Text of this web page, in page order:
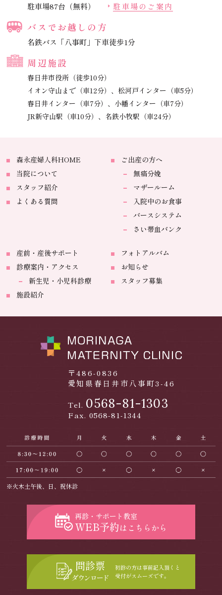
駐車場87台（無料） 駐車場のご案内
バスでお越しの方
名鉄バス「八事町」下車徒歩1分
周辺施設
春日井市役所（徒歩10分）
イオン守山まで（車12分）、松河戸インター（車5分）
春日井インター（車7分）、 小幡インター（車7分）
JR新守山駅（車10分）、 名鉄小牧駅（車24分）
森永産婦人科HOME
当院について
スタッフ紹介
よくある質問
ご出産の方へ
無痛分娩
マザールーム
入院中のお食事
バースシステム
さい帯血バンク
産前・産後サポート
診療案内・アクセス
新生児・小児科診療
施設紹介
フォトアルバム
お知らせ
スタッフ募集
〒486-0836
愛知県春日井市八事町3-46
Tel. 0568-81-1303
Fax. 0568-81-1344
※火木土午後、日、祝休診
再診・サポート教室
WEB予約はこちらから
問診票
ダウンロード
初診の方は事前記入頂くと
受付がスムーズです。